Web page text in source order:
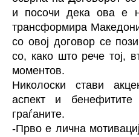
и посочи дека ова е
трансформира
со овој договор се
со, како што рече тој,
моментов.
Николоски стави
аспект и
граѓаните.
-Прво е лична